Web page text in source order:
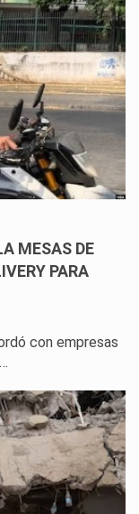
MESAS DE
PARA
con empresas